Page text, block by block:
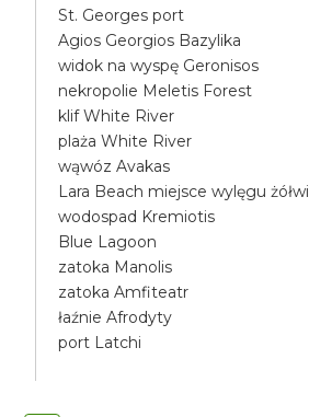
St. Georges port
Agios Georgios Bazylika
widok na wyspę Geronisos
nekropolie Meletis Forest
klif White River
plaża White River
wąwóz Avakas
Lara Beach miejsce wylęgu żółwi
wodospad Kremiotis
Blue Lagoon
zatoka Manolis
zatoka Amfiteatr
łaźnie Afrodyty
port Latchi